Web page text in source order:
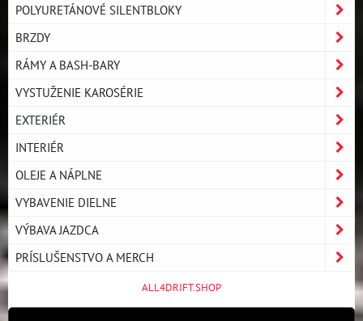
POLYURETÁNOVÉ SILENTBLOKY
BRZDY
RÁMY A BASH-BARY
VYSTUŽENIE KAROSÉRIE
EXTERIÉR
INTERIÉR
OLEJE A NÁPLNE
VYBAVENIE DIELNE
VÝBAVA JAZDCA
PRÍSLUŠENSTVO A MERCH
ALL4DRIFT.SHOP